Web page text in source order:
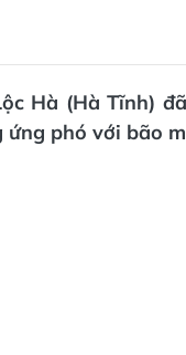
Hà (Hà Tĩnh)
ứng phó với bão